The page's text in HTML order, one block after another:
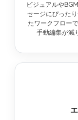
ビジュアルや
セージにぴった
たワークフロー
手動編集が減